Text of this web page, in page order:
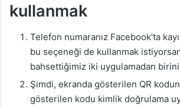
kullanmak
Telefon numaranız Facebook’ta
bu seçeneği de kullanmak
bahsettiğimiz iki uygulamadan
Şimdi, ekranda gösterilen QR
gösterilen kodu kimlik doğrulama